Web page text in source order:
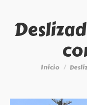
Estás aquí:
Inicio